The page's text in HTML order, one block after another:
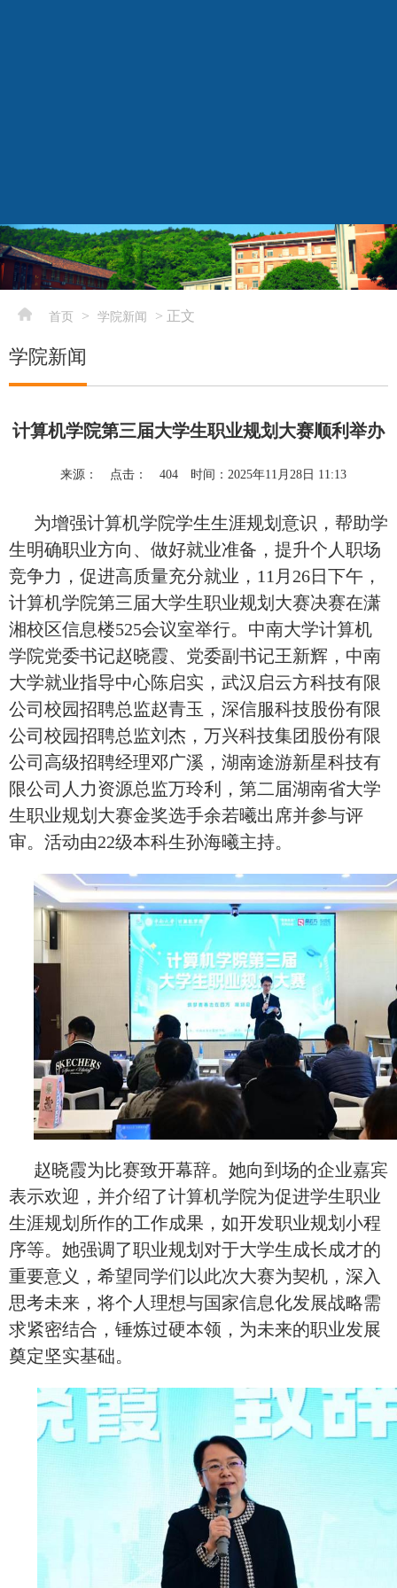
elementnameelementnameelementname-->
首页 > 学院新闻 > 正文
学院新闻
计算机学院第三届大学生职业规划大赛顺利举办
来源： 点击： 404 时间：2025年11月28日 11:13
为增强计算机学院学生生涯规划意识，帮助学
生明确职业方向、做好就业准备，提升个人职场
竞争力，促进高质量充分就业，11月26日下午，
计算机学院第三届大学生职业规划大赛决赛在潇
湘校区信息楼525会议室举行。中南大学计算机
学院党委书记赵晓霞、党委副书记王新辉，中南
大学就业指导中心陈启实，武汉启云方科技有限
公司校园招聘总监赵青玉，深信服科技股份有限
公司校园招聘总监刘杰，万兴科技集团股份有限
公司高级招聘经理邓广溪，湖南途游新星科技有
限公司人力资源总监万玲利，第二届湖南省大学
生职业规划大赛金奖选手余若曦出席并参与评
审。活动由22级本科生孙海曦主持。
赵晓霞为比赛致开幕辞。她向到场的企业嘉宾
表示欢迎，并介绍了计算机学院为促进学生职业
生涯规划所作的工作成果，如开发职业规划小程
序等。她强调了职业规划对于大学生成长成才的
重要意义，希望同学们以此次大赛为契机，深入
思考未来，将个人理想与国家信息化发展战略需
求紧密结合，锤炼过硬本领，为未来的职业发展
奠定坚实基础。